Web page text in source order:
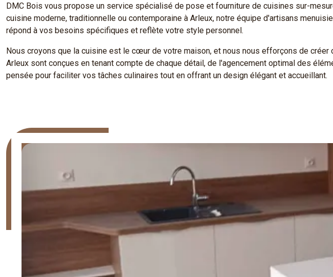
DMC Bois vous propose un service spécialisé de pose et fourniture de cuisines sur-
cuisine moderne, traditionnelle ou contemporaine à Arleux, notre équipe d'artisans
répond à vos besoins spécifiques et reflète votre style personnel.
Nous croyons que la cuisine est le cœur de votre maison, et nous nous efforçons de
Arleux sont conçues en tenant compte de chaque détail, de l'agencement optimal des
pensée pour faciliter vos tâches culinaires tout en offrant un design élégant et accueillant.